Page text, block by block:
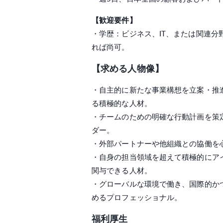
【歓迎要件】
・学歴：ビジネス、IT、または関連
れば尚可。
【求める人物像】
・自主的に新たな事業構想を立案・
る積極的な人材。
・チームのための明確な行動計画を
ダー。
・外部パートナーや他組織との協働
・自身の担当領域を超えて積極的に
関与できる人材。
・グローバルな環境で働き、国際的
めるプロフェッショナル。
福利厚生